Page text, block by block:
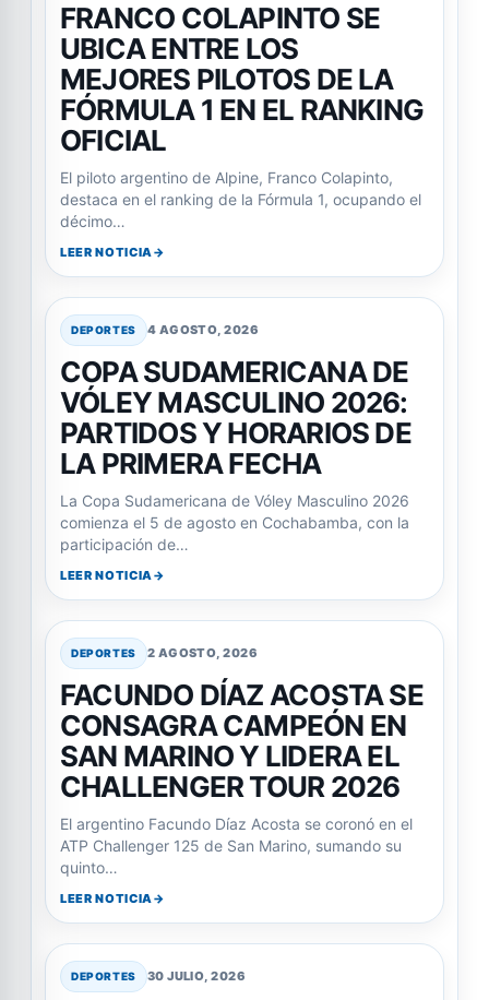
FRANCO COLAPINTO SE
UBICA ENTRE LOS
MEJORES PILOTOS DE LA
FÓRMULA 1 EN EL RANKING
OFICIAL
El piloto argentino de Alpine, Franco Colapinto,
destaca en el ranking de la Fórmula 1, ocupando el
décimo…
LEER NOTICIA
DEPORTES 4 AGOSTO, 2026
COPA SUDAMERICANA DE
VÓLEY MASCULINO 2026:
PARTIDOS Y HORARIOS DE
LA PRIMERA FECHA
La Copa Sudamericana de Vóley Masculino 2026
comienza el 5 de agosto en Cochabamba, con la
participación de…
LEER NOTICIA
DEPORTES 2 AGOSTO, 2026
FACUNDO DÍAZ ACOSTA SE
CONSAGRA CAMPEÓN EN
SAN MARINO Y LIDERA EL
CHALLENGER TOUR 2026
El argentino Facundo Díaz Acosta se coronó en el
ATP Challenger 125 de San Marino, sumando su
quinto…
LEER NOTICIA
DEPORTES 30 JULIO, 2026